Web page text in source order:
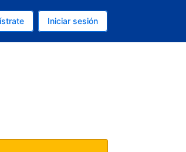
es Español (México)
Iniciar sesión